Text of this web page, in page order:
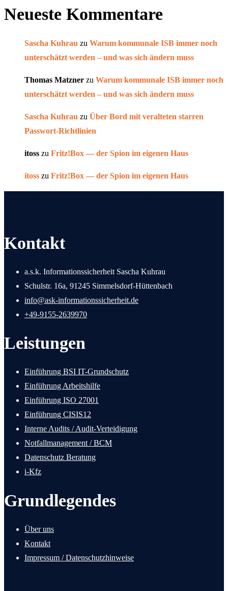
Neueste Kommentare
Sascha Kuhrau zu Warum kommunale ISB immer noch
unterschätzt werden – und was sich ändern muss
Thomas Matzner zu Warum kommunale ISB immer noch
unterschätzt werden – und was sich ändern muss
Sascha Kuhrau zu Über Bord mit veralteten starren
Passwort-Richtlinien
itoss zu Fritz!Box — der Spion im eigenen Haus
itoss zu Fritz!Box — der Spion im eigenen Haus
Kontakt
a.s.k. Informationssicherheit Sascha Kuhrau
Schulstr. 16a, 91245 Simmelsdorf-Hüttenbach
info@ask-informationssicherheit.de
+49-9155-2639970
Leistungen
Einführung BSI IT-Grundschutz
Einführung Arbeitshilfe
Einführung ISO 27001
Einführung CISIS12
Interne Audits / Audit-Verteidigung
Notfallmanagement / BCM
Datenschutz Beratung
i-Kfz
Grundlegendes
Über uns
Kontakt
Impressum / Datenschutzhinweise